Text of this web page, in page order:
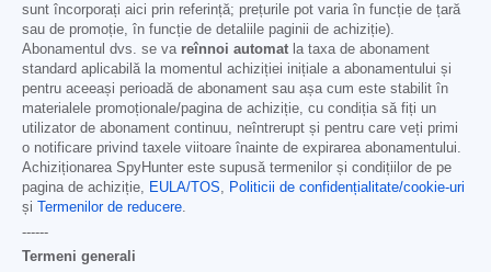
sunt încorporați aici prin referință; prețurile pot varia în funcție de țară
sau de promoție, în funcție de detaliile paginii de achiziție).
Abonamentul dvs. se va reînnoi automat la taxa de abonament
standard aplicabilă la momentul achiziției inițiale a abonamentului și
pentru aceeași perioadă de abonament sau așa cum este stabilit în
materialele promoționale/pagina de achiziție, cu condiția să fiți un
utilizator de abonament continuu, neîntrerupt și pentru care veți primi
o notificare privind taxele viitoare înainte de expirarea abonamentului.
Achiziționarea SpyHunter este supusă termenilor și condițiilor de pe
pagina de achiziție, EULA/TOS, Politicii de confidențialitate/cookie-uri
și Termenilor de reducere.
------
Termeni generali